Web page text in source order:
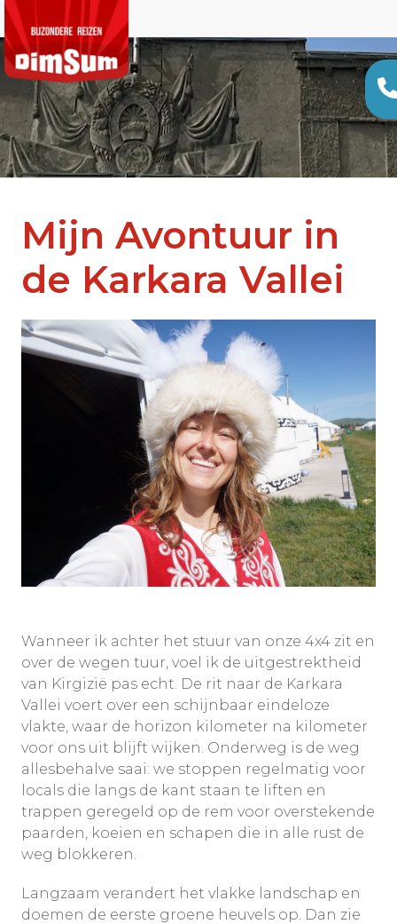
Mijn Avontuur in
de Karkara Vallei
Wanneer ik achter het stuur van onze 4x4 zit en
over de wegen tuur, voel ik de uitgestrektheid
van Kirgizië pas echt. De rit naar de Karkara
Vallei voert over een schijnbaar eindeloze
vlakte, waar de horizon kilometer na kilometer
voor ons uit blijft wijken. Onderweg is de weg
allesbehalve saai: we stoppen regelmatig voor
locals die langs de kant staan te liften en
trappen geregeld op de rem voor overstekende
paarden, koeien en schapen die in alle rust de
weg blokkeren.
Langzaam verandert het vlakke landschap en
doemen de eerste groene heuvels op. Dan zie